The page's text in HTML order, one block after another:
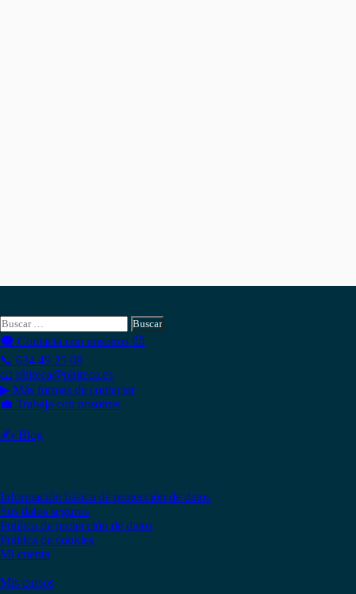
Buscar:
🗨 Contacta con nosotros 😉
📞 634 49 25 08
📧 phiteca@phiteca.es
▶ Más formas de contactar
💼 Trabaja con nosotros
✍ Blog
Información básica de protección de datos
Sus datos seguros
Política de protección de datos
Política de cookies
Mi cuenta
Mis cursos